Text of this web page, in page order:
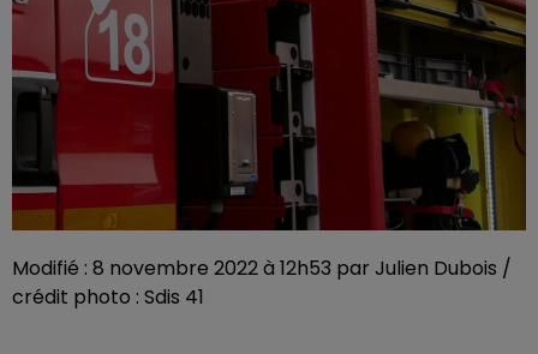
Modifié : 8 novembre 2022 à 12h53 par Julien Dubois /
crédit photo : Sdis 41